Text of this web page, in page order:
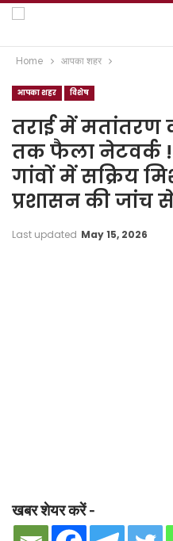
Home आपका शहर
आपका शहर विशेष
तराई में मतांतरण
तक फैला
गांवों में सक्रिय
प्रशासन की जांच
Last updated May 15, 2026
खबर शेयर करें -